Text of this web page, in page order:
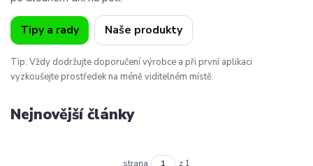
Tipy a rady Naše produkty
Tip: Vždy dodržujte doporučení výrobce a při první aplikaci
vyzkoušejte prostředek na méně viditelném místě.
Nejnovější články
strana z 1